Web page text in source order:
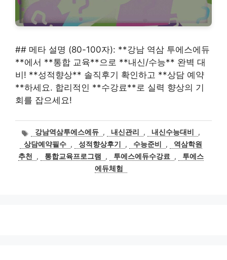
## 메타 설명 (80-100자): **강남 역삼 투에스에듀
**에서 **통합 교육**으로 **내신/수능** 완벽 대
비! **성적향상** 솔직후기 확인하고 **상담 예약
**하세요. 합리적인 **수강료**로 실력 향상의 기
회를 잡으세요!
태
그
강남역삼투에스에듀 , 내신관리 , 내신수능대비
,
상담예약필수 , 성적향상후기 , 수능준비 ,
역삼학원
추천
, 통합교육프로그램 , 투에스에듀수강료 ,
투에스
에듀체험